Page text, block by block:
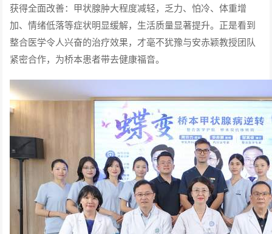
获得全面改善：甲状腺肿大程度减轻，乏力、怕冷、体重增
加、情绪低落等症状明显缓解，生活质量显著提升。正是看到
整合医学令人兴奋的治疗效果，才毫不犹豫与安赤颖教授团队
紧密合作，为桥本患者带去健康福音。